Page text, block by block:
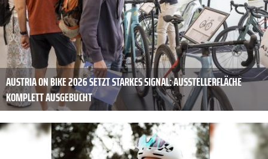
AUSTRIA ON BIKE 2026 SETZT STARKES SIGNAL: AUSSTELLERFLÄCHE
KOMPLETT AUSGEBUCHT